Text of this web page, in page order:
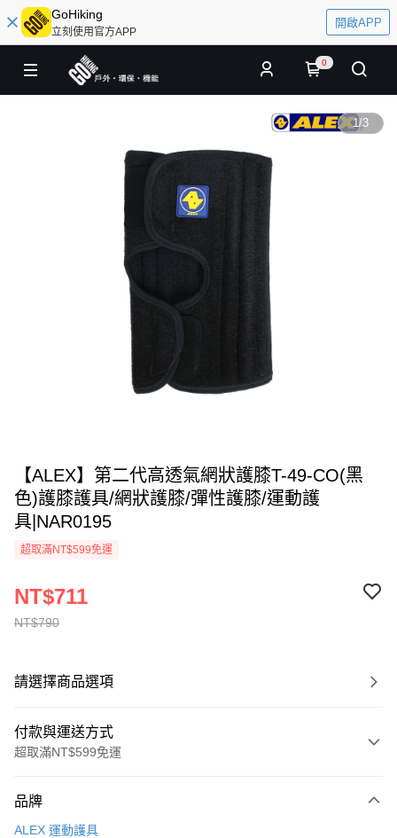
GoHiking
立刻使用官方APP
開啟APP
0
1/3
【ALEX】第二代高透氣網狀護膝T-49-CO(黑
色)護膝護具/網狀護膝/彈性護膝/運動護
具|NAR0195
超取滿NT$599免運
NT$790
NT$711
請選擇商品選項
付款與運送方式
超取滿NT$599免運
信用卡一次付款
品牌
ALEX 運動護具